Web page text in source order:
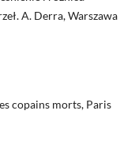
A. Derra, Warszawa
copains morts, Paris